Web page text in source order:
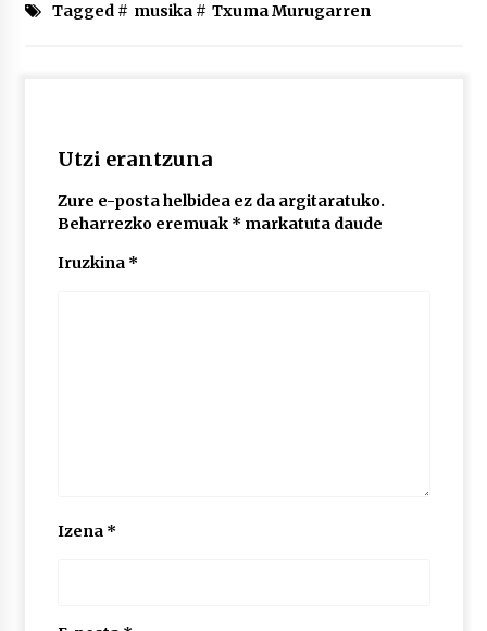
Tagged # musika# Txuma Murugarren
Utzi erantzuna
Zure e-posta helbidea ez da argitaratuko.
Beharrezko eremuak * markatuta daude
Iruzkina *
Izena *